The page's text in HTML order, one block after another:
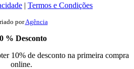
| Termos e Condições
porAgência
% Desconto
10% de desconto na primeira compra
online.